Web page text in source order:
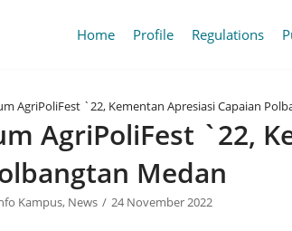
Home Profile Regulations
AgriPoliFest `22, Kementan Apresiasi Capaian
AgriPoliFest `22,
Medan
Kampus, News 24 November 2022